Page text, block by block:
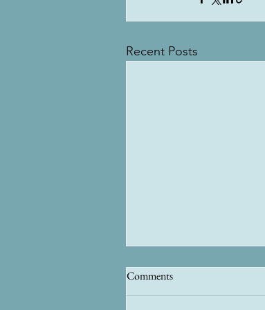
Recent Posts
Comments